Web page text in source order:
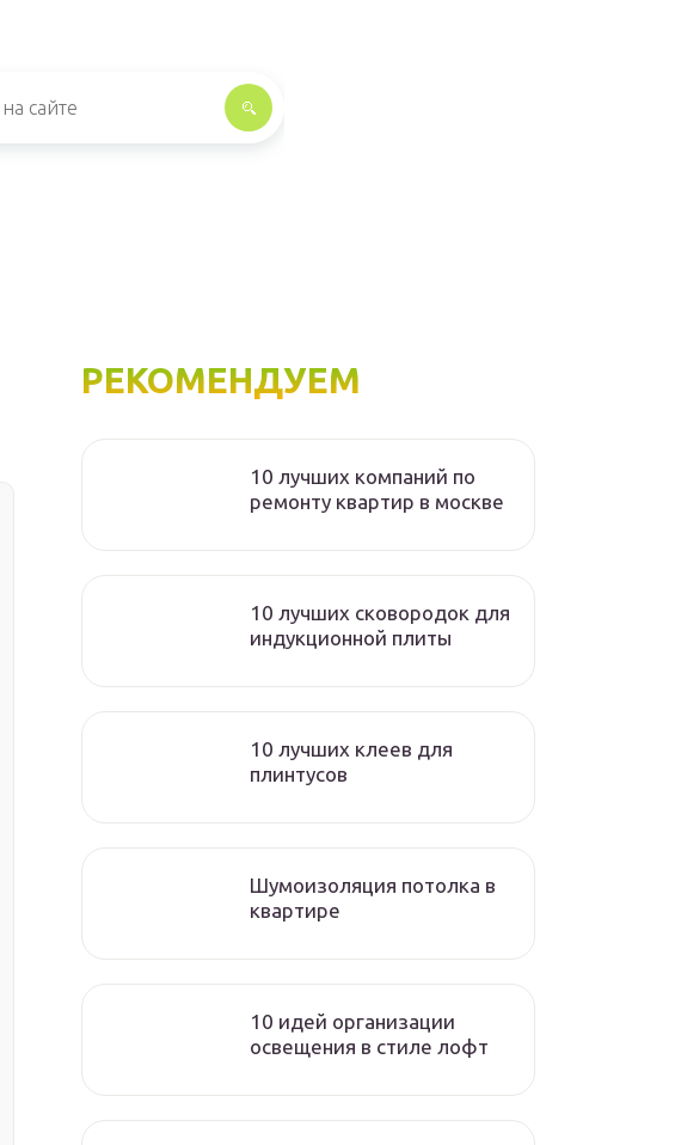
РЕКОМЕНДУЕМ
10 лучших компаний по
ремонту квартир в москве
10 лучших сковородок для
индукционной плиты
10 лучших клеев для
плинтусов
Шумоизоляция потолка в
квартире
10 идей организации
освещения в стиле лофт